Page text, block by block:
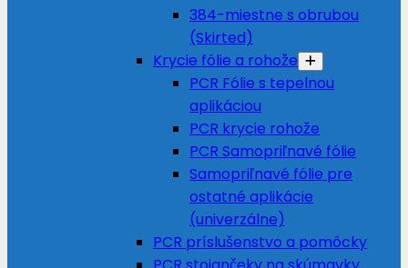
384-miestne s obrubou
(Skirted)
Krycie fólie a rohože
PCR Fólie s tepelnou
aplikáciou
PCR krycie rohože
PCR Samopriľnavé fólie
Samopriľnavé fólie pre
ostatné aplikácie
(univerzálne)
PCR príslušenstvo a pomôcky